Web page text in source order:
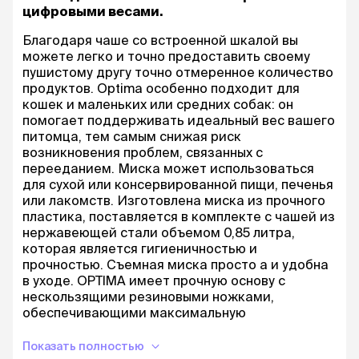
цифровыми весами.
Благодаря чаше со встроенной шкалой вы
можете легко и точно предоставить своему
пушистому другу точно отмеренное количество
продуктов. Optima особенно подходит для
кошек и маленьких или средних собак: он
помогает поддерживать идеальный вес вашего
питомца, тем самым снижая риск
возникновения проблем, связанных с
перееданием. Миска может использоваться
для сухой или консервированной пищи, печенья
или лакомств. Изготовлена миска из прочного
пластика, поставляется в комплекте с чашей из
нержавеющей стали объемом 0,85 литра,
которая является гигиеничностью и
прочностью. Съемная миска просто а и удобна
в уходе. OPTIMA имеет прочную основу с
нескользящими резиновыми ножками,
обеспечивающими максимальную
размерам его можно носить с собой в разных
Показать полностью